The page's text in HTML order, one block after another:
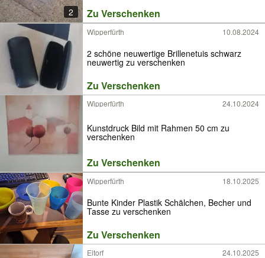
2 Zu Verschenken
Wipperfürth 10.08.2024
2 schöne neuwertige Brillenetuis schwarz
neuwertig zu verschenken
Zu Verschenken
Wipperfürth 24.10.2024
Kunstdruck Bild mit Rahmen 50 cm zu
verschenken
Zu Verschenken
Wipperfürth 18.10.2025
Bunte Kinder Plastik Schälchen, Becher und
Tasse zu verschenken
Zu Verschenken
Eitorf 24.10.2025